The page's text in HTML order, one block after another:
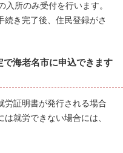
所のみ受付を行います。
き完了後、住民登録がさ
海老名市に申込できます
証明書が発行される場合
就労できない場合には、